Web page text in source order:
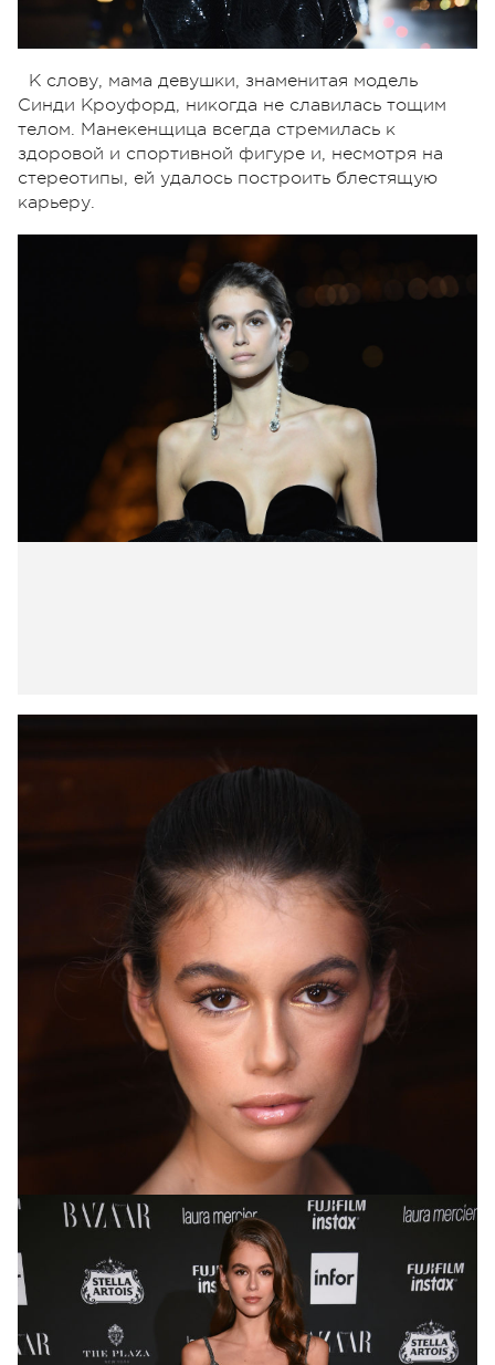
К слову, мама девушки, знаменитая модель
Синди Кроуфорд, никогда не славилась тощим
телом. Манекенщица всегда стремилась к
здоровой и спортивной фигуре и, несмотря на
стереотипы, ей удалось построить блестящую
карьеру.